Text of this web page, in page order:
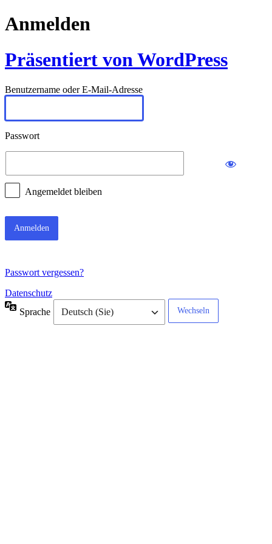
Anmelden
Präsentiert von WordPress
Benutzername oder E-Mail-Adresse
Passwort
Angemeldet bleiben
Passwort vergessen?
Datenschutz
Sprache